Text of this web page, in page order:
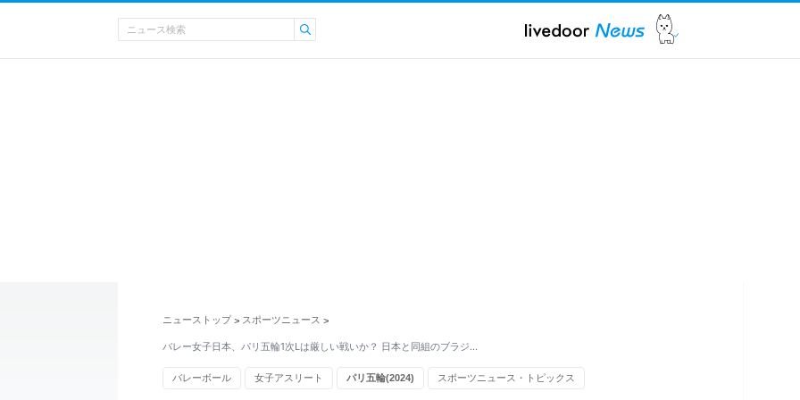
ニューストップ > スポーツニュース >
バレー女子日本、パリ五輪1次Lは厳しい戦いか？ 日本と同組のブラジ…
バレーボール 女子アスリート パリ五輪(2024) スポーツニュース・トピックス